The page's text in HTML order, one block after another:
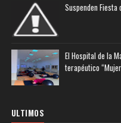
Suspenden Fiesta
El Hospital de la
terapéutico
ULTIMOS